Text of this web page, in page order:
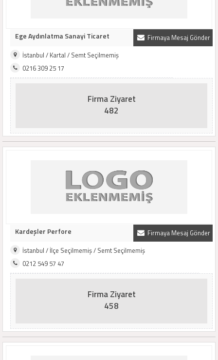
Firmaya Mesaj Gönder
Ege Aydınlatma Sanayi Ticaret
İstanbul / Kartal / Semt Seçilmemiş
0216 309 25 17
Firma Ziyaret
482
Firmaya Mesaj Gönder
Kardeşler Perfore
İstanbul / İlçe Seçilmemiş / Semt Seçilmemiş
0212 549 57 47
Firma Ziyaret
458